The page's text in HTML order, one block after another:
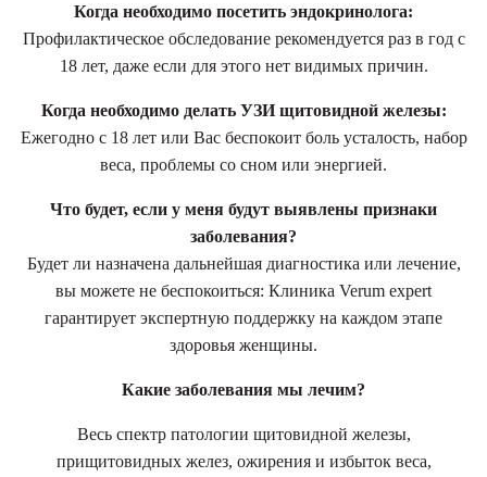
Когда необходимо посетить эндокринолога:
Профилактическое обследование рекомендуется раз в год с
18 лет, даже если для этого нет видимых причин.
Когда необходимо делать УЗИ щитовидной железы:
Ежегодно с 18 лет или Вас беспокоит боль усталость, набор
веса, проблемы со сном или энергией.
Что будет, если у меня будут выявлены признаки
заболевания?
Будет ли назначена дальнейшая диагностика или лечение,
вы можете не беспокоиться: Клиника Verum expert
гарантирует экспертную поддержку на каждом этапе
здоровья женщины.
Какие заболевания мы лечим?
Весь спектр патологии щитовидной железы,
прищитовидных желез, ожирения и избыток веса,